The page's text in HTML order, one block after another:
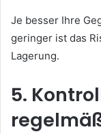
Je besser Ihre
geringer ist das
Lagerung.
5.